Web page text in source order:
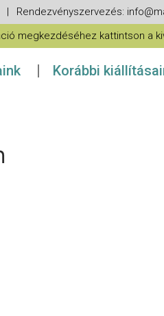
| Rendezvényszervezés:
megkezdéséhez kattintson a
Korábbi